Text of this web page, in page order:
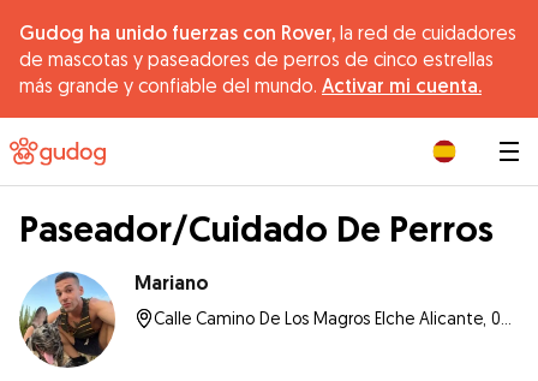
Gudog ha unido fuerzas con Rover, la red de cuidadores
de mascotas y paseadores de perros de cinco estrellas
más grande y confiable del mundo. Activar mi cuenta.
Paseador/Cuidado De Perros
Mariano